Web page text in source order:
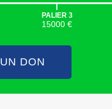
|
PALIER 3
15000 €
DON